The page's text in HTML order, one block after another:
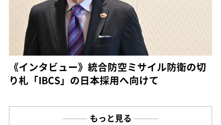
《インタビュー》統合防空ミサイル防衛の切
り札「IBCS」の日本採用へ向けて
もっと見る